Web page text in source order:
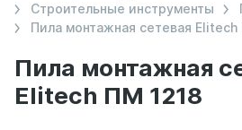
Пила монтажная
Elitech ПМ 1218
Строительные инструменты
Пила монтажная сетевая Elitech